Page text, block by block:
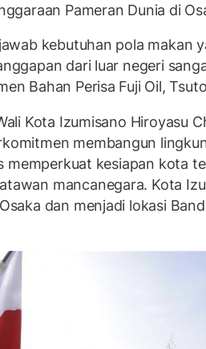
Pameran Dunia di
kebutuhan pola makan
dari luar negeri
Bahan Perisa Fuji Oil,
Kota Izumisano Hiroyasu
membangun
memperkuat kesiapan kota
mancanegara. Kota
dan menjadi lokasi